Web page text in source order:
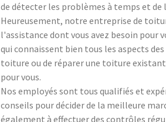
de détecter les problèmes à temps et
Heureusement, notre entreprise de
l'assistance dont vous avez besoin pour
qui connaissent bien tous les aspects
toiture ou de réparer une toiture
pour vous.
Nos employés sont tous qualifiés et
conseils pour décider de la meilleure
également à effectuer des contrôles